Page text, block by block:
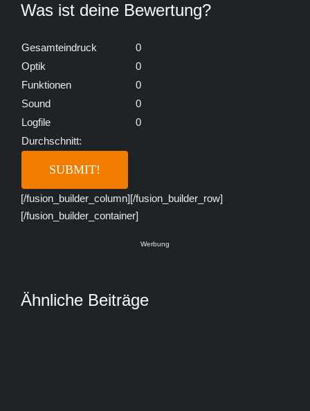
Was ist deine Bewertung?
Gesamteindruck
0
Optik
0
Funktionen
0
Sound
0
Logfile
0
Durchschnitt:
[/fusion_builder_column][/fusion_builder_row]
[/fusion_builder_container]
Werbung
Ähnliche Beiträge